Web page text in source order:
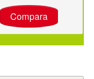
Compara